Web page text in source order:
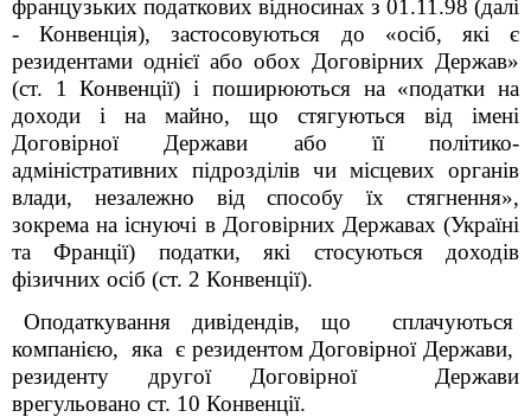
французьких податкових відносинах з 01.11.98 (далі
- Конвенція), застосовуються до «осіб, які є
резидентами однієї або обох Договірних Держав»
(ст. 1 Конвенції) і поширюються на «податки на
доходи і на майно, що стягуються від імені
Договірної Держави або її політико-
адміністративних підрозділів чи місцевих органів
влади, незалежно від способу їх стягнення»,
зокрема на існуючі в Договірних Державах (Україні
та Франції) податки, які стосуються доходів
фізичних осіб (ст. 2 Конвенції).
Оподаткування дивідендів, що сплачуються
компанією, яка є резидентом Договірної Держави,
резиденту другої Договірної Держави
врегульовано ст. 10 Конвенції.